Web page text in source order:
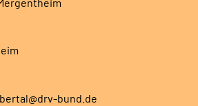
bund.de